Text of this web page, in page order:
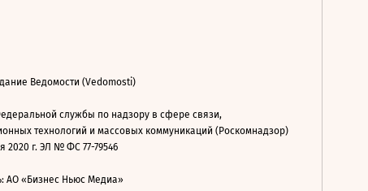
Ведомости (Vedomosti)
службы по надзору в сфере связи,
технологий и массовых коммуникаций (Роскомнадзор)
2020 г. ЭЛ № ФС 77-79546
АО «Бизнес Ньюс Медиа»